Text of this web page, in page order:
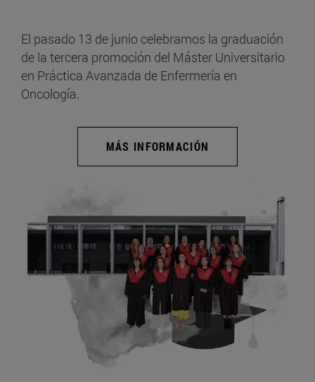
El pasado 13 de junio celebramos la graduación
de la tercera promoción del Máster Universitario
en Práctica Avanzada de Enfermería en
Oncología.
MÁS INFORMACIÓN